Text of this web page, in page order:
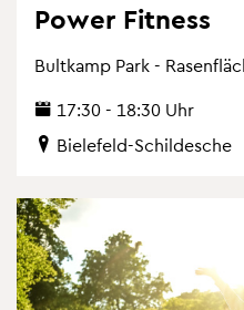
Power Fit­ness
Bult­kamp Park -
17:30 - 18:30 Uhr
Bie­le­feld-Schil­desche